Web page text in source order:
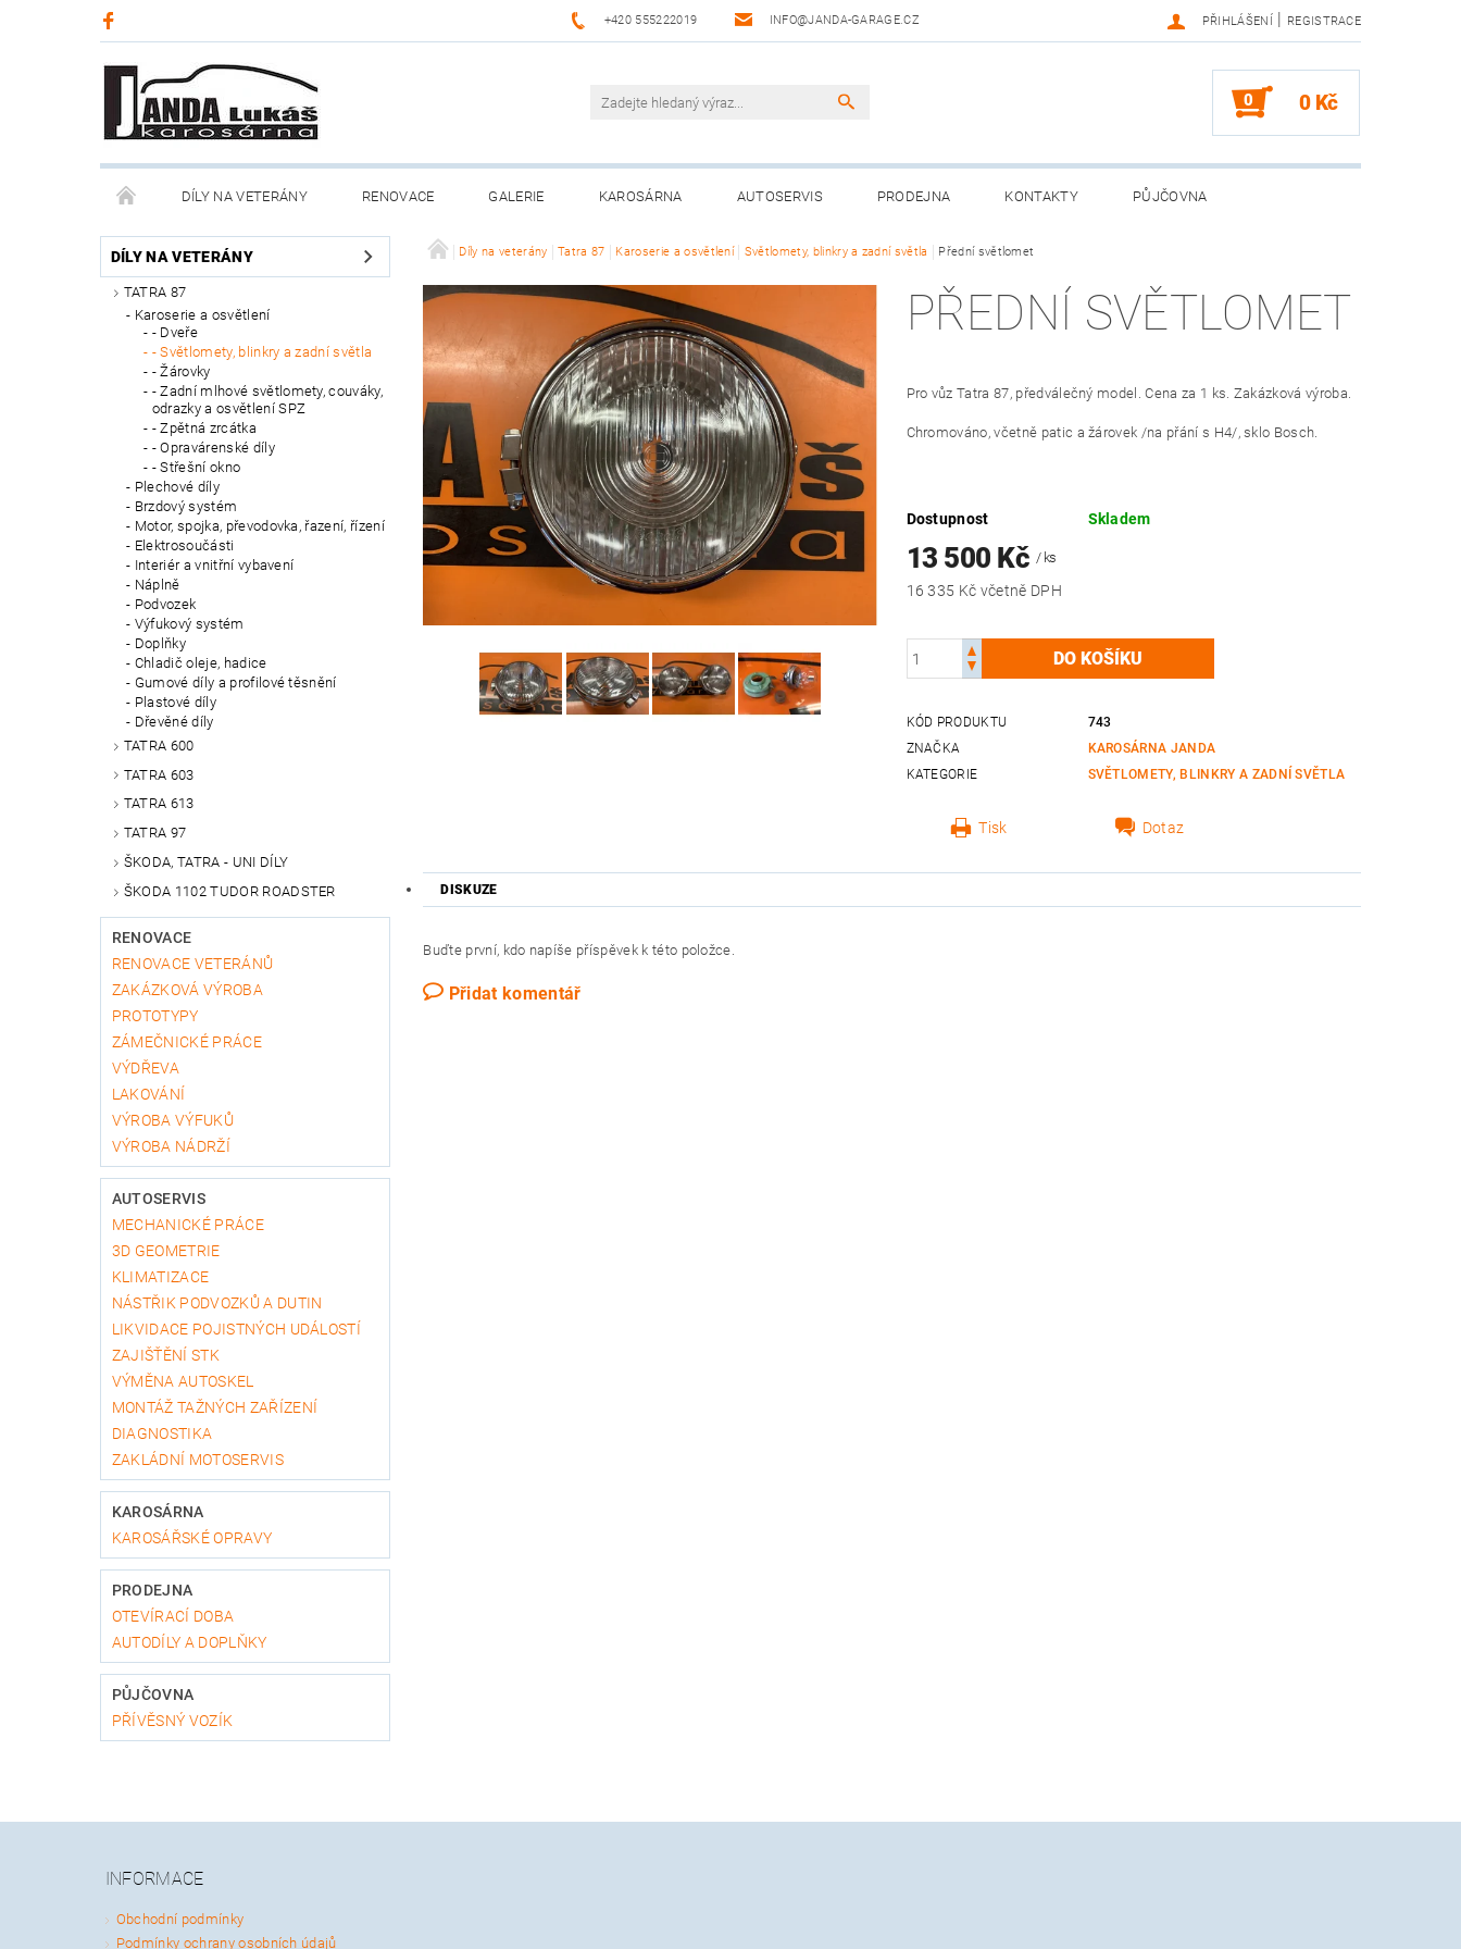
+420 555222019 INFO@JANDA-GARAGE.CZ PŘIHLÁŠENÍ | REGISTRACE
0 0 Kč
DÍLY NA VETERÁNY RENOVACE GALERIE KAROSÁRNA AUTOSERVIS PRODEJNA KONTAKTY PŮJČOVNA
DÍLY NA VETERÁNY
TATRA 87
Karoserie a osvětlení
- Dveře
- Světlomety, blinkry a zadní světla
- Žárovky
- Zadní mlhové světlomety, couváky,
odrazky a osvětlení SPZ
- Zpětná zrcátka
- Opravárenské díly
- Střešní okno
Plechové díly
Brzdový systém
Motor, spojka, převodovka, řazení, řízení
Elektrosoučásti
Interiér a vnitřní vybavení
Náplně
Podvozek
Výfukový systém
Doplňky
Chladič oleje, hadice
Gumové díly a profilové těsnění
Plastové díly
Dřevěné díly
TATRA 600
TATRA 603
TATRA 613
TATRA 97
ŠKODA, TATRA - UNI DÍLY
ŠKODA 1102 TUDOR ROADSTER
RENOVACE
RENOVACE VETERÁNŮ
ZAKÁZKOVÁ VÝROBA
PROTOTYPY
ZÁMEČNICKÉ PRÁCE
VÝDŘEVA
LAKOVÁNÍ
VÝROBA VÝFUKŮ
VÝROBA NÁDRŽÍ
AUTOSERVIS
MECHANICKÉ PRÁCE
3D GEOMETRIE
KLIMATIZACE
NÁSTŘIK PODVOZKŮ A DUTIN
LIKVIDACE POJISTNÝCH UDÁLOSTÍ
ZAJIŠŤĚNÍ STK
VÝMĚNA AUTOSKEL
MONTÁŽ TAŽNÝCH ZAŘÍZENÍ
DIAGNOSTIKA
ZAKLÁDNÍ MOTOSERVIS
KAROSÁRNA
KAROSÁŘSKÉ OPRAVY
PRODEJNA
OTEVÍRACÍ DOBA
AUTODÍLY A DOPLŇKY
PŮJČOVNA
PŘÍVĚSNÝ VOZÍK
Díly na veterány Tatra 87 Karoserie a osvětlení Světlomety, blinkry a zadní světla Přední světlomet
PŘEDNÍ SVĚTLOMET
Pro vůz Tatra 87, předválečný model. Cena za 1 ks. Zakázková výroba.
Chromováno, včetně patic a žárovek /na přání s H4/, sklo Bosch.
Dostupnost Skladem
13 500 Kč / ks
16 335 Kč včetně DPH
KÓD PRODUKTU
743
ZNAČKA
KAROSÁRNA JANDA
KATEGORIE
SVĚTLOMETY, BLINKRY A ZADNÍ SVĚTLA
Tisk Dotaz
DISKUZE
Buďte první, kdo napíše příspěvek k této položce.
Přidat komentář
INFORMACE
Obchodní podmínky
Podmínky ochrany osobních údajů